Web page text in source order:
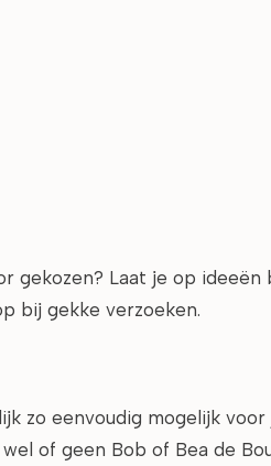
gekozen? Laat je op ideeën
bij gekke verzoeken.
zo eenvoudig mogelijk voor
of geen Bob of Bea de